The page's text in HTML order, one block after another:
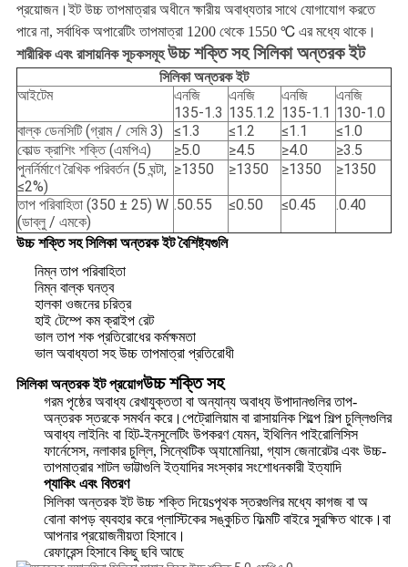
প্রয়োজন।ইট উচ্চ তাপমাত্রার অধীনে ক্ষারীয় অবাধ্যতার সাথে যোগাযোগ করতে
পারে না, সর্বাধিক অপারেটিং তাপমাত্রা 1200 থেকে 1550 ℃ এর মধ্যে থাকে।
শারীরিক এবং রাসায়নিক সূচকসমূহউচ্চ শক্তি সহ সিলিকা অন্তরক ইট
সিলিকা অন্তরক ইট
আইটেম
এনজি
135-1.3
এনজি
135.1.2
এনজি
135-1.1
এনজি
130-1.0
বাল্ক ডেনসিটি (গ্রাম / সেমি 3)
≤1.3 ≤1.2 ≤1.1
≤1.0
কোল্ড ক্রাশিং শক্তি (এমপিএ)
≥5.0 ≥4.5 ≥4.0
≥3.5
পুনর্নির্মাণে রৈখিক পরিবর্তন (5 ঘন্টা,
≤2%)
≥1350 ≥1350 ≥1350 ≥1350
তাপ পরিবাহিতা (350 ± 25) W
(ডাব্লু / এমকে)
.50.55 ≤0.50 ≤0.45 .0.40
উচ্চ শক্তি সহ সিলিকা অন্তরক ইট বৈশিষ্ট্যগুলি
নিম্ন তাপ পরিবাহিতা
নিম্ন বাল্ক ঘনত্ব
হালকা ওজনের চরিত্র
হাই টেম্পে কম ক্রাইপ রেট
ভাল তাপ শক প্রতিরোধের কর্মক্ষমতা
ভাল অবাধ্যতা সহ উচ্চ তাপমাত্রা প্রতিরোধী
সিলিকা অন্তরক ইট প্রয়োগউচ্চ শক্তি সহ
গরম পৃষ্ঠের অবাধ্য রেখাযুক্ততা বা অন্যান্য অবাধ্য উপাদানগুলির তাপ-
অন্তরক স্তরকে সমর্থন করে।পেট্রোলিয়াম বা রাসায়নিক শিল্পে শিল্প চুল্লিগুলির
অবাধ্য লাইনিং বা হিট-ইনসুলেটিং উপকরণ যেমন, ইথিলিন পাইরোলিসিস
ফার্নেসেস, নলাকার চুল্লি, সিন্থেটিক অ্যামোনিয়া, গ্যাস জেনারেটর এবং উচ্চ-
তাপমাত্রার শাটল ভাট্টাগুলি ইত্যাদির সংস্কার সংশোধনকারী ইত্যাদি
প্যাকিং এবং বিতরণ
সিলিকা অন্তরক ইট উচ্চ শক্তি দিয়েsপৃথক স্তরগুলির মধ্যে কাগজ বা অ
বোনা কাপড় ব্যবহার করে প্লাস্টিকের সঙ্কুচিত ফিল্মটি বাইরে সুরক্ষিত থাকে।বা
আপনার প্রয়োজনীয়তা হিসাবে।
রেফারেন্স হিসাবে কিছু ছবি আছে